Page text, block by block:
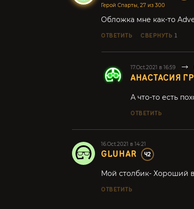
Герой Спарты, 27 из 300
Обложка мне как-то
ОТВЕТИТЬ СВЕРНУТЬ 1
17.Oct.2021 в 16:59
АНАСТАСИЯ
А что-то есть
ОТВЕТИТЬ
16.Oct.2021 в 14:21
GLUHAR 42
Мой столбик- Хороший
ОТВЕТИТЬ